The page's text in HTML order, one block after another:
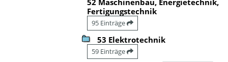
Fertigungstechnik
95 Einträge
53 Elektrotechnik
59 Einträge